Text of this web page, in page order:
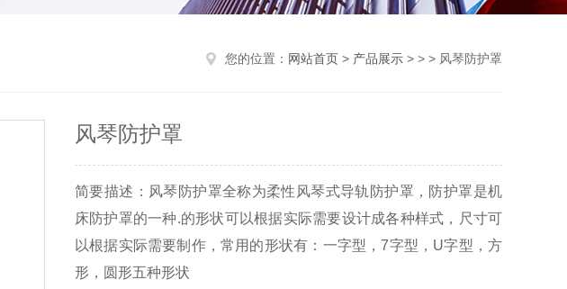
您的位置： 网站首页 > 产品展示 > > > 风琴防护罩
风琴防护罩
简要描述：风琴防护罩全称为柔性风琴式导轨防护罩，防护罩是机
床防护罩的一种.的形状可以根据实际需要设计成各种样式，尺寸可
以根据实际需要制作，常用的形状有：一字型，7字型，U字型，方
形，圆形五种形状